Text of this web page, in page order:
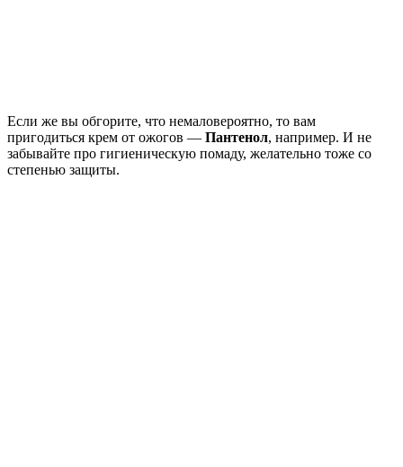
Если же вы обгорите, что немаловероятно, то вам
пригодиться крем от ожогов — Пантенол, например. И не
забывайте про гигиеническую помаду, желательно тоже со
степенью защиты.